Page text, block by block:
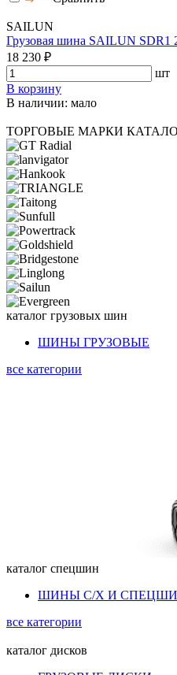
SAILUN
Грузовая шина SAILUN SDR1
18 230 ₽
шт
В корзину
В наличии: мало
ТОРГОВЫЕ МАРКИ
каталог грузовых шин
ШИНЫ ГРУЗОВЫЕ
все категории
каталог спецшин
ШИНЫ С/Х И
все категории
каталог дисков